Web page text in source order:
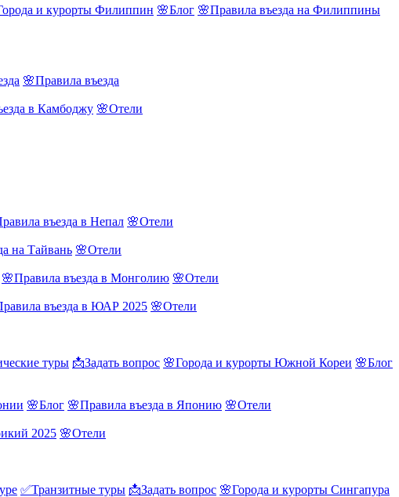
и курорты Филиппин 🌸Блог 🌸Правила въезда на Филиппины
🌸Правила въезда
в Камбоджу 🌸Отели
въезда в Непал 🌸Отели
на Тайвань 🌸Отели
🌸Правила въезда в Монголию 🌸Отели
въезда в ЮАР 2025 🌸Отели
туры 📩Задать вопрос 🌸Города и курорты Южной Кореи 🌸Блог
🌸Блог 🌸Правила въезда в Японию 🌸Отели
2025 🌸Отели
✅Транзитные туры 📩Задать вопрос 🌸Города и курорты Сингапура